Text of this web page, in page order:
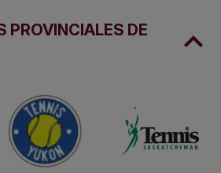
PROVINCIALES DE